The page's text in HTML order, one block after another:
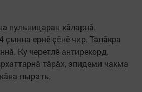
пульницаран кӑларнӑ.
ҫынна ернӗ ҫӗнӗ чир. Талӑкра
Ку черетлӗ антирекорд.
тӑрӑх, эпидеми чакма
пырать.